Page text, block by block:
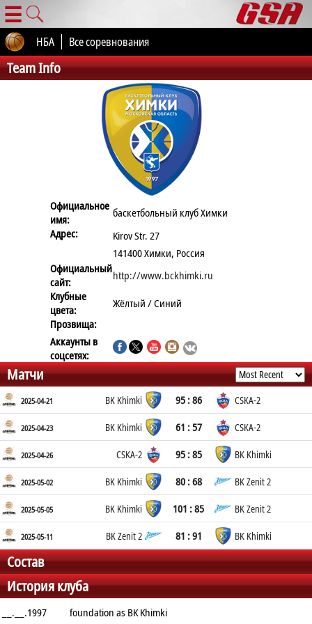
☰
НБА Все соревнования
Team Info
Официальное
имя:
баскетбольный клуб Химки
Адрес:
Kirov Str. 27
141400 Химки, Россия
Официальный
сайт:
http://www.bckhimki.ru
Клубные
цвета:
Жёлтый / Синий
Прозвища:
Аккаунты в
соцсетях:
Матчи
2025-04-21 BK Khimki 95 : 86 CSKA-2
2025-04-23 BK Khimki 61 : 57 CSKA-2
2025-04-26 CSKA-2 95 : 85 BK Khimki
2025-05-02 BK Khimki 80 : 68 BK Zenit 2
2025-05-05 BK Khimki 101 : 85 BK Zenit 2
2025-05-11 BK Zenit 2 81 : 91 BK Khimki
Состав
История клуба
__.__.1997 foundation as BK Khimki